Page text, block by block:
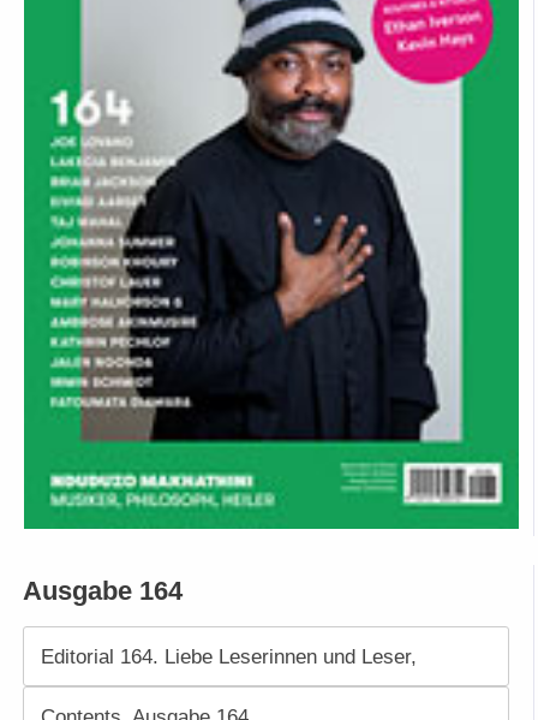
Ausgabe 164
Editorial 164. Liebe Leserinnen und Leser,